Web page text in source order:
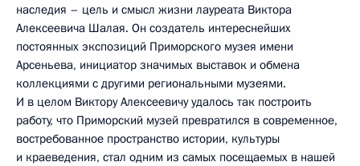
наследия – цель и смысл жизни лауреата Виктора
Алексеевича Шалая. Он создатель интереснейших
постоянных экспозиций Приморского музея имени
Арсеньева, инициатор значимых выставок и обмена
коллекциями с другими региональными музеями.
И в целом Виктору Алексеевичу удалось так построить
работу, что Приморский музей превратился в современное,
востребованное пространство истории, культуры
и краеведения, стал одним из самых посещаемых в нашей